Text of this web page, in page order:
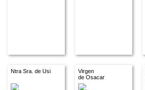
Ntra Sra. de Usi
Virgen
de Osacar